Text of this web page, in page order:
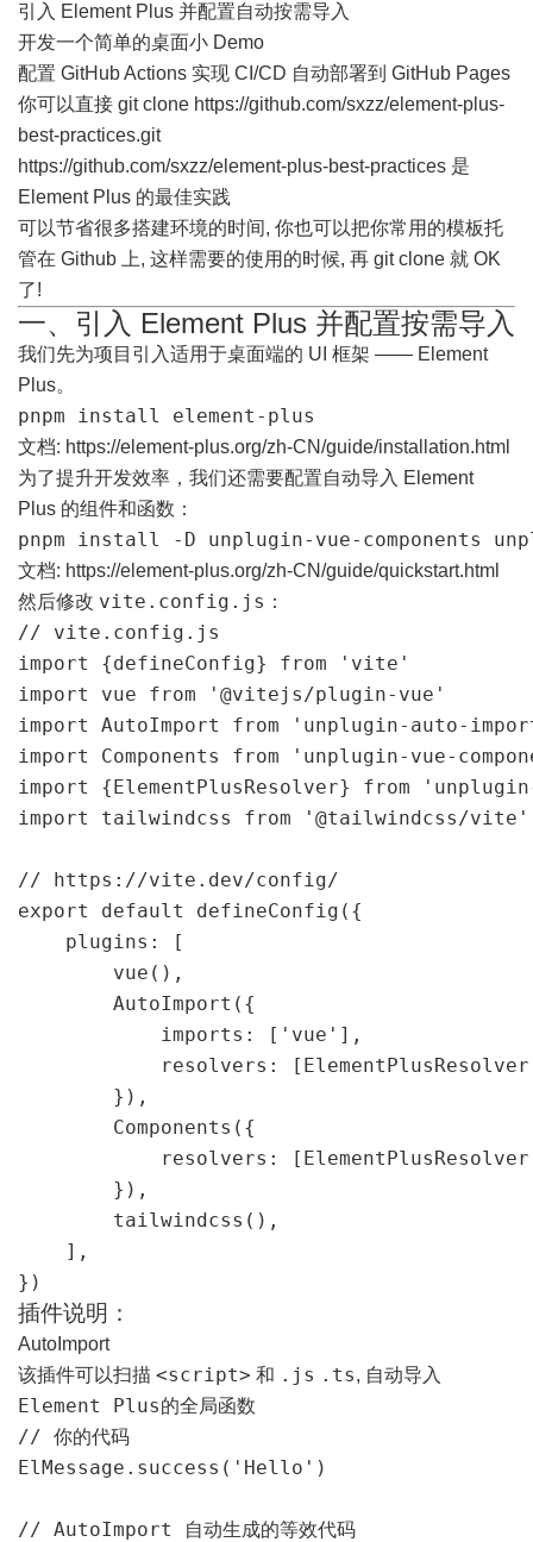
引入 Element Plus 并配置自动按需导入
开发一个简单的桌面小 Demo
配置 GitHub Actions 实现 CI/CD 自动部署到 GitHub Pages
你可以直接 git clone https://github.com/sxzz/element-plus-
best-practices.git
https://github.com/sxzz/element-plus-best-practices 是
Element Plus 的最佳实践
可以节省很多搭建环境的时间, 你也可以把你常用的模板托
管在 Github 上, 这样需要的使用的时候, 再 git clone 就 OK
了!
一、引入 Element Plus 并配置按需导入
我们先为项目引入适用于桌面端的 UI 框架 —— Element
Plus。
pnpm install element-plus
文档: https://element-plus.org/zh-CN/guide/installation.html
为了提升开发效率，我们还需要配置自动导入 Element
Plus 的组件和函数：
pnpm install -D unplugin-vue-components
文档: https://element-plus.org/zh-CN/guide/quickstart.html
然后修改 vite.config.js ：
// vite.config.js
import {defineConfig} from 'vite'
import vue from '@vitejs/plugin-vue'
import AutoImport from 'unplugin-auto-
import Components from 'unplugin-vue-
import {ElementPlusResolver} from
import tailwindcss from '@tailwindcss/vite'
// https://vite.dev/config/
export default defineConfig({
    plugins: [
        vue(),
        AutoImport({
            imports: ['vue'],
resolvers:
        }),
        Components({
resolvers:
        }),
        tailwindcss(),
    ],
插件说明：
AutoImport
该插件可以扫描 <script> 和 .js .ts, 自动导入
Element Plus的全局函数
// 你的代码
ElMessage.success('Hello')
// AutoImport 自动生成的等效代码